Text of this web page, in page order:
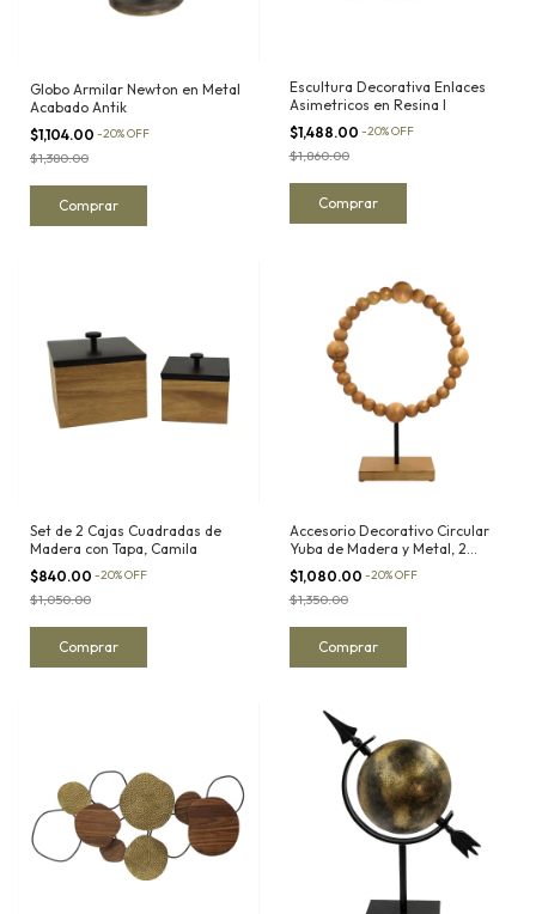
Globo Armilar Newton en Metal
Acabado Antik
$1,104.00 -20%OFF
$1,380.00
Escultura Decorativa Enlaces
Asimetricos en Resina I
$1,488.00 -20%OFF
$1,860.00
Set de 2 Cajas Cuadradas de
Madera con Tapa, Camila
$840.00 -20%OFF
$1,050.00
Accesorio Decorativo Circular
Yuba de Madera y Metal, 2
Tamaños Disponibles
$1,080.00 -20%OFF
$1,350.00
Comprar